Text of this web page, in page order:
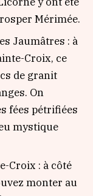
Mérimée.
Jaumâtres : à
Croix, ce
de granit
On
fées pétrifiées
mystique
Croix : à côté
monter au